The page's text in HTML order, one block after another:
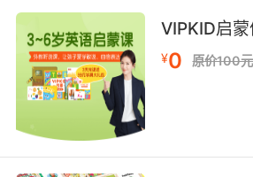
体（如Arial）则显得现代和简
计不仅影响了印刷和出版行业
和包装设计中发挥了重要作用
习 字母的学习是儿童早期教育
认识字母，孩子们能够逐步掌
本技能。字母歌、字母卡片和
VIPKID启
¥0 原价100元